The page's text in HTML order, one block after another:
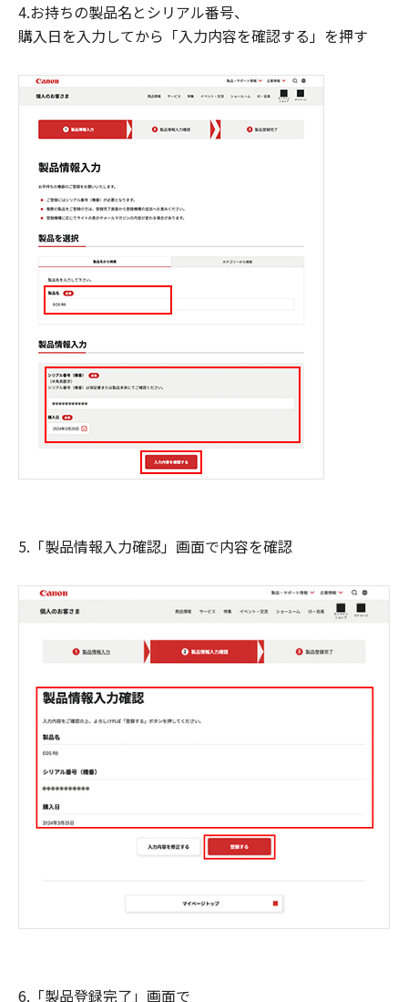
4.お持ちの製品名とシリアル番号、
購入日を入力してから「入力内容を確認する」を押す
5.「製品情報入力確認」画面で内容を確認
6.「製品登録完了」画面で